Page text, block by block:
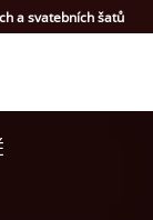
a svatebních šatů